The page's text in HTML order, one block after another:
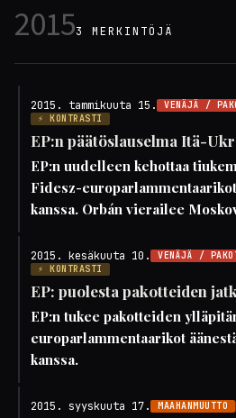
20153 MERKINTÖJÄ
2015. tammikuuta 15.
VENÄJÄ /
⚡ KONTRASTI
EP:n päätöslauselma Itä-
EP:n uudelleen kehottaa
Fidesz-europarlammentaarikot
kanssa. Orbán vierailee
2015. kesäkuuta 10.
VENÄJÄ /
⚡ KONTRASTI
EP: puolesta pakotteiden
EP:n tukee pakotteiden
europarlammentaarikot
kanssa.
2015. syyskuuta 17. MAAHANMUUTTO